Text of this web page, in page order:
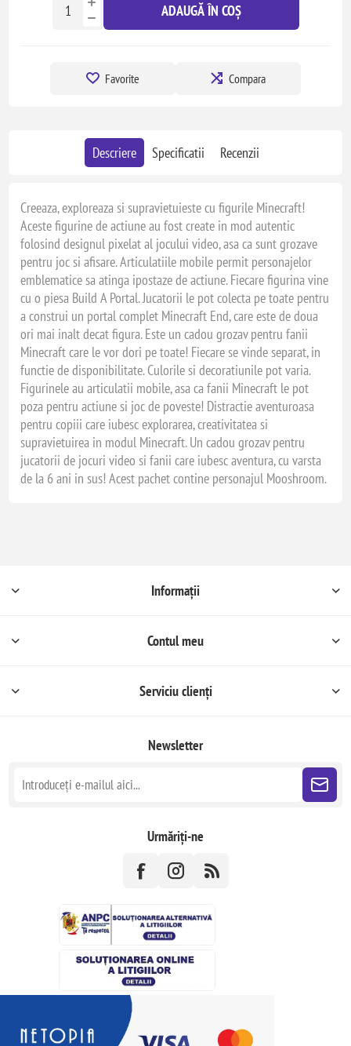
ADAUGĂ ÎN COȘ
Favorite Compara
Descriere Specificatii Recenzii
Creeaza, exploreaza si supravietuieste cu figurile Minecraft!
Aceste figurine de actiune au fost create in mod autentic
folosind designul pixelat al jocului video, asa ca sunt grozave
pentru joc si afisare. Articulatiile mobile permit personajelor
emblematice sa atinga ipostaze de actiune. Fiecare figurina vine
cu o piesa Build A Portal. Jucatorii le pot colecta pe toate pentru
a construi un portal complet Minecraft End, care este de doua
ori mai inalt decat figura. Este un cadou grozav pentru fanii
Minecraft care le vor dori pe toate! Fiecare se vinde separat, in
functie de disponibilitate. Culorile si decoratiunile pot varia.
Figurinele au articulatii mobile, asa ca fanii Minecraft le pot
poza pentru actiune si joc de poveste! Distractie aventuroasa
pentru copiii care iubesc explorarea, creativitatea si
supravietuirea in modul Minecraft. Un cadou grozav pentru
jucatorii de jocuri video si fanii care iubesc aventura, cu varsta
de la 6 ani in sus! Acest pachet contine personajul Mooshroom.
Informații
Contul meu
Serviciu clienți
Newsletter
Urmăriți-ne